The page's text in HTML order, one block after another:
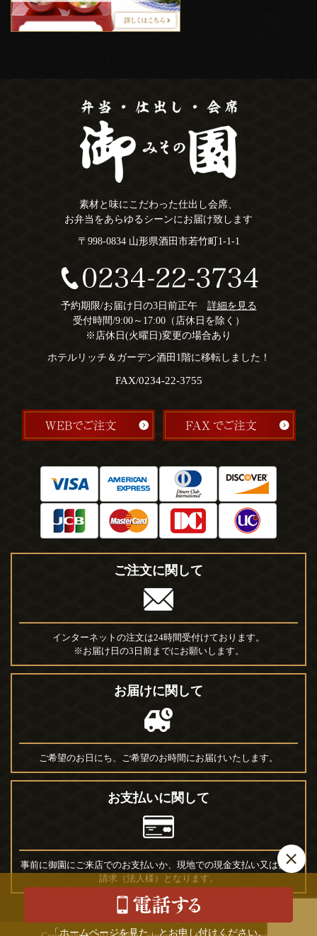
素材と味にこだわった仕出し会席、
お弁当をあらゆるシーンにお届け致します
〒998-0834 山形県酒田市若竹町1-1-1
予約期限/お届け日の3日前正午 詳細を見る
受付時間/9:00～17:00（店休日を除く）
※店休日(火曜日)変更の場合あり
ホテルリッチ＆ガーデン酒田1階に移転しました！
FAX/0234-22-3755
ご注文に関して
インターネットの注文は24時間受付けております。
※お届け日の3日前までにお願いします。
お届けに関して
ご希望のお日にち、ご希望のお時間にお届けいたします。
お支払いに関して
事前に御園にご来店でのお支払いか、現地での現金支払い又は後日
請求（法人様）となります。
「ホームページを見た」とお申し付けください。